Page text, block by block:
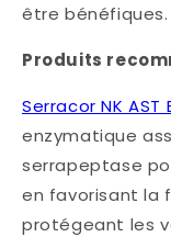
être bénéfiques.​
Produits
Serracor NK AST
enzymatique
serrapeptase
en favorisant la
protégeant les